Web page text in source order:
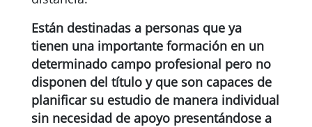
Están destinadas a personas que ya
tienen una importante formación en un
determinado campo profesional pero no
disponen del título y que son capaces de
planificar su estudio de manera individual
sin necesidad de apoyo presentándose a